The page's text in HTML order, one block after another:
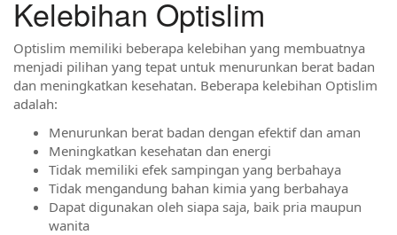
Kelebihan Optislim
Optislim memiliki beberapa kelebihan yang membuatnya
menjadi pilihan yang tepat untuk menurunkan berat badan
dan meningkatkan kesehatan. Beberapa kelebihan Optislim
adalah:
Menurunkan berat badan dengan efektif dan aman
Meningkatkan kesehatan dan energi
Tidak memiliki efek sampingan yang berbahaya
Tidak mengandung bahan kimia yang berbahaya
Dapat digunakan oleh siapa saja, baik pria maupun
wanita